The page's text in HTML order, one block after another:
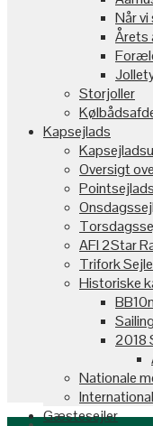
Når
Årets
Storjoller
Kapsejlads
Oversigt
AFI 2Star
Trifork
Historiske
2018
Nationale
Gæstesejler